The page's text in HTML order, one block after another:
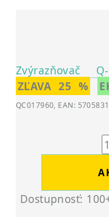
Zvýrazňovač
ZĽAVA 25 %
QC017960, EAN:
Dostupnosť: